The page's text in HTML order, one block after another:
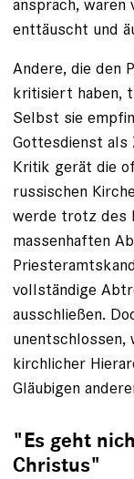
enttäuscht und
Andere, die den
kritisiert haben,
Selbst sie
Gottesdienst als
Kritik gerät die
russischen
werde trotz des
massenhaften
vollständige
ausschließen.
unentschlossen,
kirchlicher
Gläubigen
"Es geht
Christus"